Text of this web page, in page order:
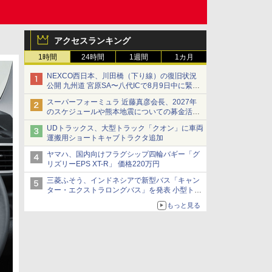
アクセスランキング
1時間 24時間 1週間 1カ月
NEXCO西日本、川田橋（下り線）の復旧状況
公開 九州道 宮原SA〜八代ICで8月9日中に緊急
車両を通行可能に
スーパーフォーミュラ 近藤真彦会長、2027年
のスケジュールや熊本地震についての募金活動
を紹介
UDトラックス、大型トラック「クオン」に車両
運搬用ショートキャブトラクタ追加
ヤマハ、国内向けフラグシップ四輪バギー「グ
リズリーEPS XT-R」 価格220万円
三菱ふそう、インドネシアで新型バス「キャン
ター・エクストラロングバス」を発表 小型トラ
ックベースの観光・旅客輸送向けバス
もっと見る